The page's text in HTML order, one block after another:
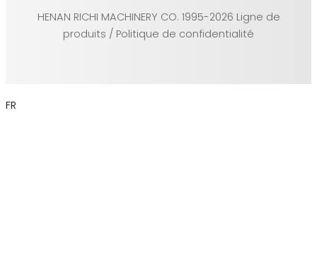
HENAN RICHI MACHINERY CO. 1995-2026 Ligne de
produits / Politique de confidentialité
FR